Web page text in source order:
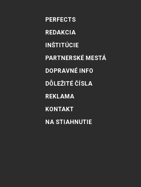
PERFECTS
REDAKCIA
INŠTITÚCIE
PARTNERSKÉ MESTÁ
DOPRAVNÉ INFO
DÔLEŽITÉ ČÍSLA
REKLAMA
KONTAKT
NA STIAHNUTIE